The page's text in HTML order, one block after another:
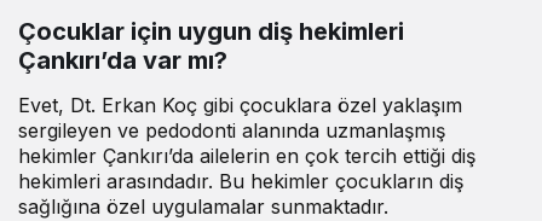
Çocuklar için uygun diş hekimleri
Çankırı’da var mı?
Evet, Dt. Erkan Koç gibi çocuklara özel yaklaşım
sergileyen ve pedodonti alanında uzmanlaşmış
hekimler Çankırı’da ailelerin en çok tercih ettiği diş
hekimleri arasındadır. Bu hekimler çocukların diş
sağlığına özel uygulamalar sunmaktadır.